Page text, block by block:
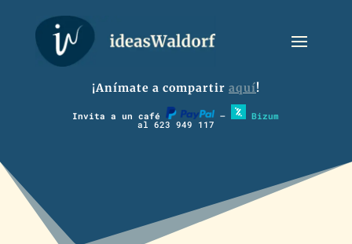
¡Anímate a compartir aquí!
Invita a un café – Bizum
al 623 949 117